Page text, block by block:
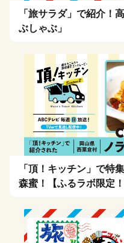
「旅サラダ」で紹介！
ぶしゃぶ」
「頂！キッチン」で特
森蜜！【ふるラボ限定！